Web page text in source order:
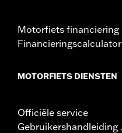
Motorfiets financiering
Financieringscalculator
MOTORFIETS DIENSTEN
Officiële service
Gebruikershandleiding